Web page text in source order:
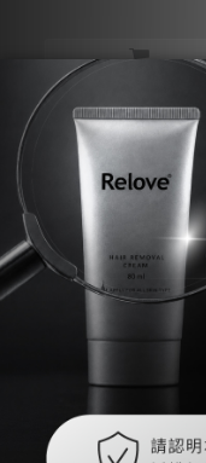
Refresh
Intimate Wet